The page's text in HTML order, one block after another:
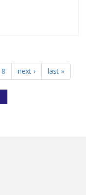
8 next › last »